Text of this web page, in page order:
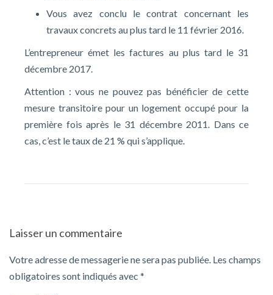
Vous avez conclu le contrat concernant les
travaux concrets au plus tard le 11 février 2016.
L’entrepreneur émet les factures au plus tard le 31
décembre 2017.
Attention : vous ne pouvez pas bénéficier de cette
mesure transitoire pour un logement occupé pour la
première fois après le 31 décembre 2011. Dans ce
cas, c’est le taux de 21 % qui s’applique.
Laisser un commentaire
Votre adresse de messagerie ne sera pas publiée. Les champs
obligatoires sont indiqués avec *